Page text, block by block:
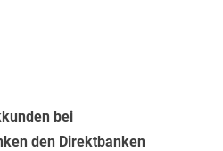
bei
den Direktbanken